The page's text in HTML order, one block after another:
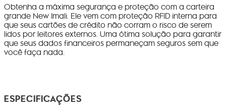
Obtenha a máxima segurança e proteção com a carteira
grande New Imali. Ele vem com proteção RFID interna para
que seus cartões de crédito não corram o risco de serem
lidos por leitores externos. Uma ótima solução para garantir
que seus dados financeiros permaneçam seguros sem que
você faça nada.
ESPECIFICAÇÕES